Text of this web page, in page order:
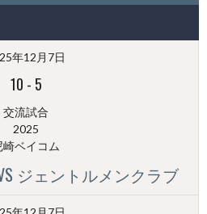
年12月7日
10 - 5
交流試合
2025
崎ベイコム
ジェントルメンクラブ